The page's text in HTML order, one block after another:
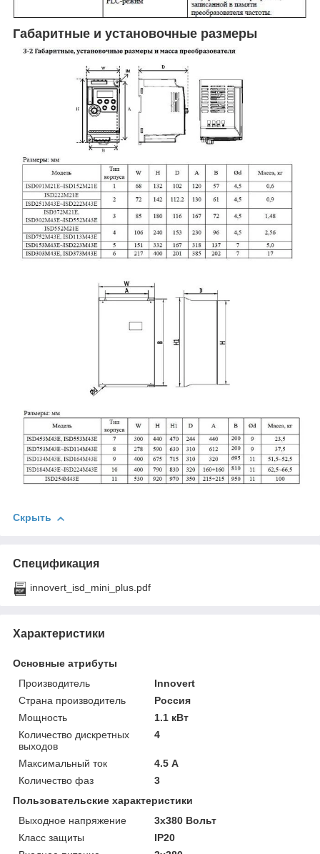
Габаритные и установочные размеры
Скрыть
Спецификация
innovert_isd_mini_plus.pdf
Характеристики
Основные атрибуты
Производитель
Innovert
Страна производитель
Россия
Мощность
1.1 кВт
Количество дискретных
выходов
4
Максимальный ток
4.5 А
Количество фаз
3
Пользовательские характеристики
Выходное напряжение
3х380 Вольт
Класс защиты
IP20